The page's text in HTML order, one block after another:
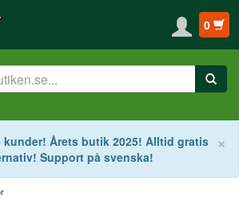
0
×
kunder! Årets butik 2025! Alltid gratis
Support på svenska!